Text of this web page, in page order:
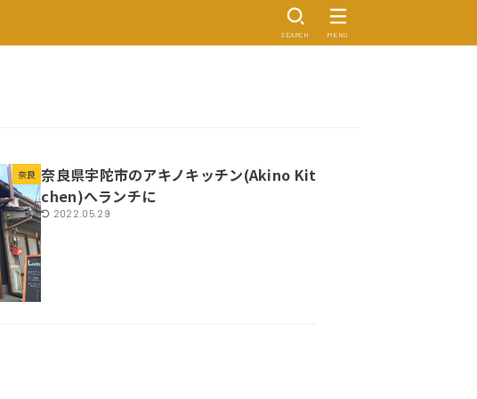
SEARCH MENU
奈良 奈良県宇陀市のアキノキッチン(Akino Kit
chen)へランチに
2022.05.29